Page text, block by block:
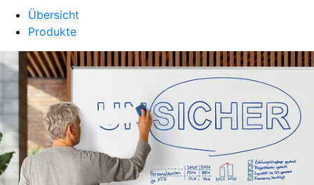
Übersicht
Produkte